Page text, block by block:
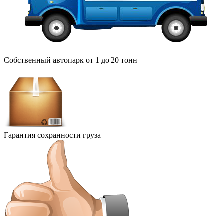
Собственный автопарк от 1 до 20 тонн
Гарантия сохранности груза